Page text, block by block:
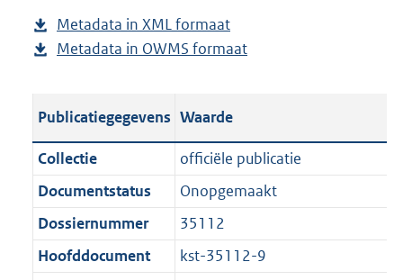
p
u
l
c
t
i
e
g
r
o
t
:
5
8
Metadata in XML formaat
e
a
n
d
s
r
o
Metadata in OWMS formaat
a
n
d
g
r
Publicatiegegevens Waarde
Collectie
officiële publicatie
Documentstatus
Onopgemaakt
Dossiernummer
35112
Hoofddocument
kst-35112-9